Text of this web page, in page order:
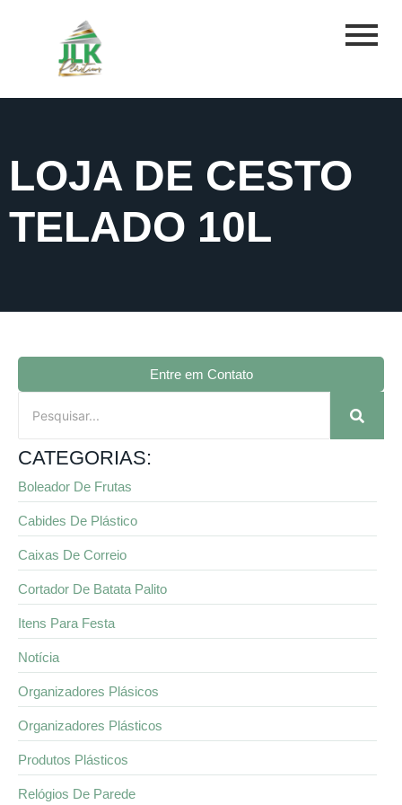
LOJA DE CESTO
TELADO 10L
Entre em Contato
CATEGORIAS:
Boleador De Frutas
Cabides De Plástico
Caixas De Correio
Cortador De Batata Palito
Itens Para Festa
Notícia
Organizadores Plásicos
Organizadores Plásticos
Produtos Plásticos
Relógios De Parede